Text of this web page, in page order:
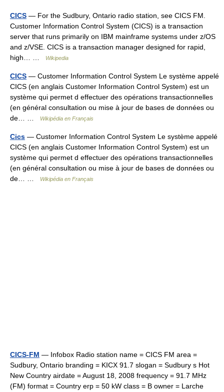
CICS — For the Sudbury, Ontario radio station, see CICS FM.
Customer Information Control System (CICS) is a transaction
server that runs primarily on IBM mainframe systems under z/OS
and z/VSE. CICS is a transaction manager designed for rapid,
high… …
Wikipedia
CICS — Customer Information Control System Le système appelé
CICS (en anglais Customer Information Control System) est un
système qui permet d effectuer des opérations transactionnelles
(en général consultation ou mise à jour de bases de données ou
de… …
Wikipédia en Français
Cics — Customer Information Control System Le système appelé
CICS (en anglais Customer Information Control System) est un
système qui permet d effectuer des opérations transactionnelles
(en général consultation ou mise à jour de bases de données ou
de… …
Wikipédia en Français
CICS-FM — Infobox Radio station name = CICS FM area =
Sudbury, Ontario branding = KICX 91.7 slogan = Sudbury s Hot
New Country airdate = August 18, 2008 frequency = 91.7 MHz
(FM) format = Country erp = 50 kW class = B owner = Larche